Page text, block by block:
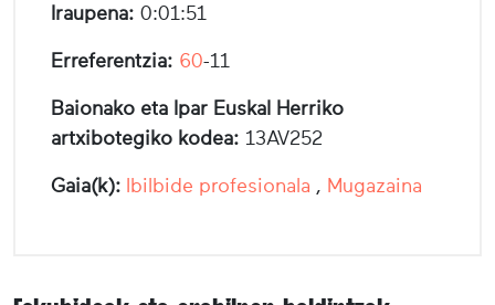
Iraupena: 0:01:51
Erreferentzia: 60-11
Baionako eta Ipar Euskal Herriko
artxibotegiko kodea: 13AV252
Gaia(k): Ibilbide profesionala , Mugazaina